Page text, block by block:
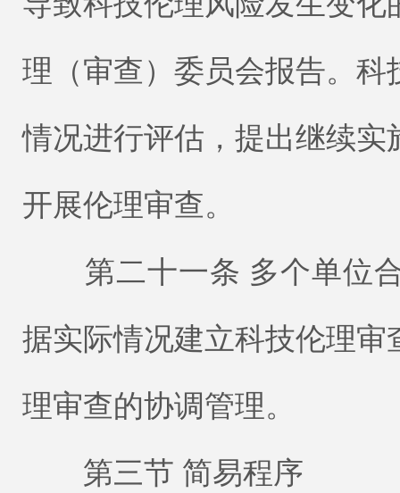
理（审查）委员会报告。
情况进行评估，提出继续
开展伦理审查。
第二十一条 多个单位合
据实际情况建立科技伦理
理审查的协调管理。
第三节 简易程序